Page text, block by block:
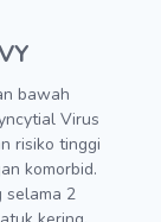
bawah
Virus
risiko tinggi
komorbid.
selama 2